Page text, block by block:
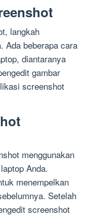
langkah
Ada beberapa cara
diantaranya
gambar
screenshot
menggunakan
Anda.
menempelkan
Setelah
screenshot